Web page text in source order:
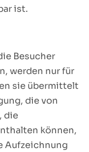
ist.
Besucher
werden nur für
sie übermittelt
die von
die
können,
Aufzeichnung